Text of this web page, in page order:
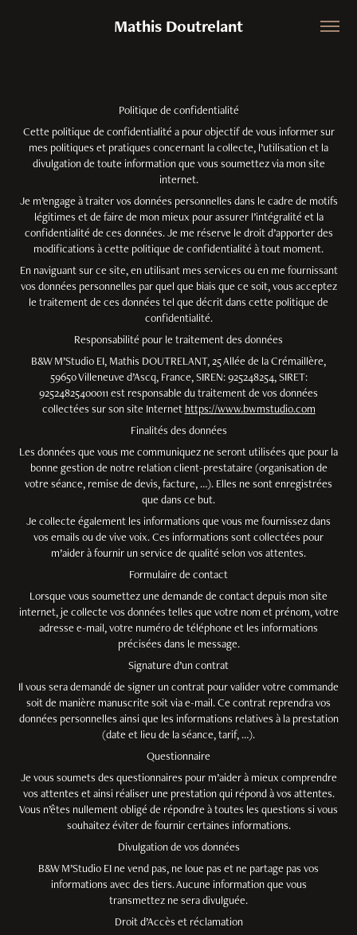
Mathis Doutrelant
Politique de confidentialité
Cette politique de confidentialité a pour objectif de vous informer sur
mes politiques et pratiques concernant la collecte, l’utilisation et la
divulgation de toute information que vous soumettez via mon site
internet.
Je m’engage à traiter vos données personnelles dans le cadre de motifs
légitimes et de faire de mon mieux pour assurer l’intégralité et la
confidentialité de ces données. Je me réserve le droit d’apporter des
modifications à cette politique de confidentialité à tout moment.
En naviguant sur ce site, en utilisant mes services ou en me fournissant
vos données personnelles par quel que biais que ce soit, vous acceptez
le traitement de ces données tel que décrit dans cette politique de
confidentialité.
Responsabilité pour le traitement des données
B&W M’Studio EI, Mathis DOUTRELANT, 25 Allée de la Crémaillère,
59650 Villeneuve d’Ascq, France, SIREN: 925248254, SIRET:
92524825400011 est responsable du traitement de vos données
collectées sur son site Internet https://www.bwmstudio.com
Finalités des données
Les données que vous me communiquez ne seront utilisées que pour la
bonne gestion de notre relation client-prestataire (organisation de
votre séance, remise de devis, facture, …). Elles ne sont enregistrées
que dans ce but.
Je collecte également les informations que vous me fournissez dans
vos emails ou de vive voix. Ces informations sont collectées pour
m’aider à fournir un service de qualité selon vos attentes.
Formulaire de contact
Lorsque vous soumettez une demande de contact depuis mon site
internet, je collecte vos données telles que votre nom et prénom, votre
adresse e-mail, votre numéro de téléphone et les informations
précisées dans le message.
Signature d’un contrat
Il vous sera demandé de signer un contrat pour valider votre commande
soit de manière manuscrite soit via e-mail. Ce contrat reprendra vos
données personnelles ainsi que les informations relatives à la prestation
(date et lieu de la séance, tarif, …).
Questionnaire
Je vous soumets des questionnaires pour m’aider à mieux comprendre
vos attentes et ainsi réaliser une prestation qui répond à vos attentes.
Vous n’êtes nullement obligé de répondre à toutes les questions si vous
souhaitez éviter de fournir certaines informations.
Divulgation de vos données
B&W M’Studio EI ne vend pas, ne loue pas et ne partage pas vos
informations avec des tiers. Aucune information que vous
transmettez ne sera divulguée.
Droit d’Accès et réclamation